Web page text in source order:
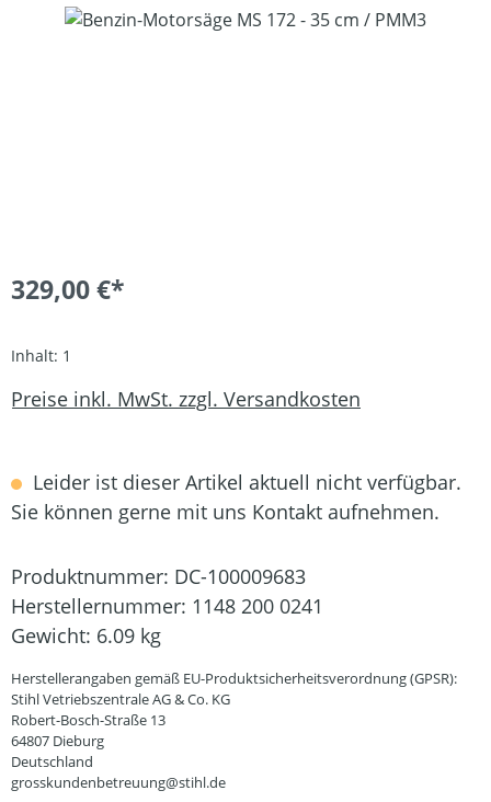
Bildergalerie überspringen
329,00 €*
Inhalt: 1
Preise inkl. MwSt. zzgl. Versandkosten
Leider ist dieser Artikel aktuell nicht verfügbar.
Sie können gerne mit uns Kontakt aufnehmen.
Produktnummer: DC-100009683
Herstellernummer: 1148 200 0241
Gewicht: 6.09 kg
Herstellerangaben gemäß EU-Produktsicherheitsverordnung (GPSR):
Stihl Vetriebszentrale AG & Co. KG
Robert-Bosch-Straße 13
64807 Dieburg
Deutschland
grosskundenbetreuung@stihl.de